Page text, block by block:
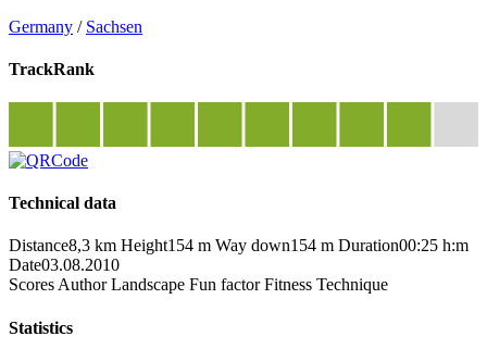
Germany / Sachsen
TrackRank
Technical data
Distance8,3 km Height154 m Way down154 m Duration00:25 h:m
Date03.08.2010
Scores Author Landscape Fun factor Fitness Technique
Statistics